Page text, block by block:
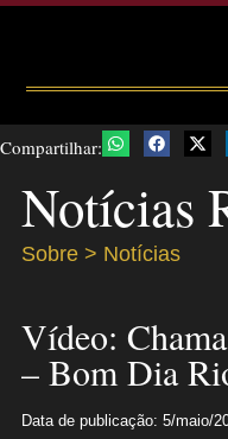
Compartilhar:
Notícias
Sobre > Notícias
Vídeo:
– Bom Dia
Data de publicação: 5/maio/